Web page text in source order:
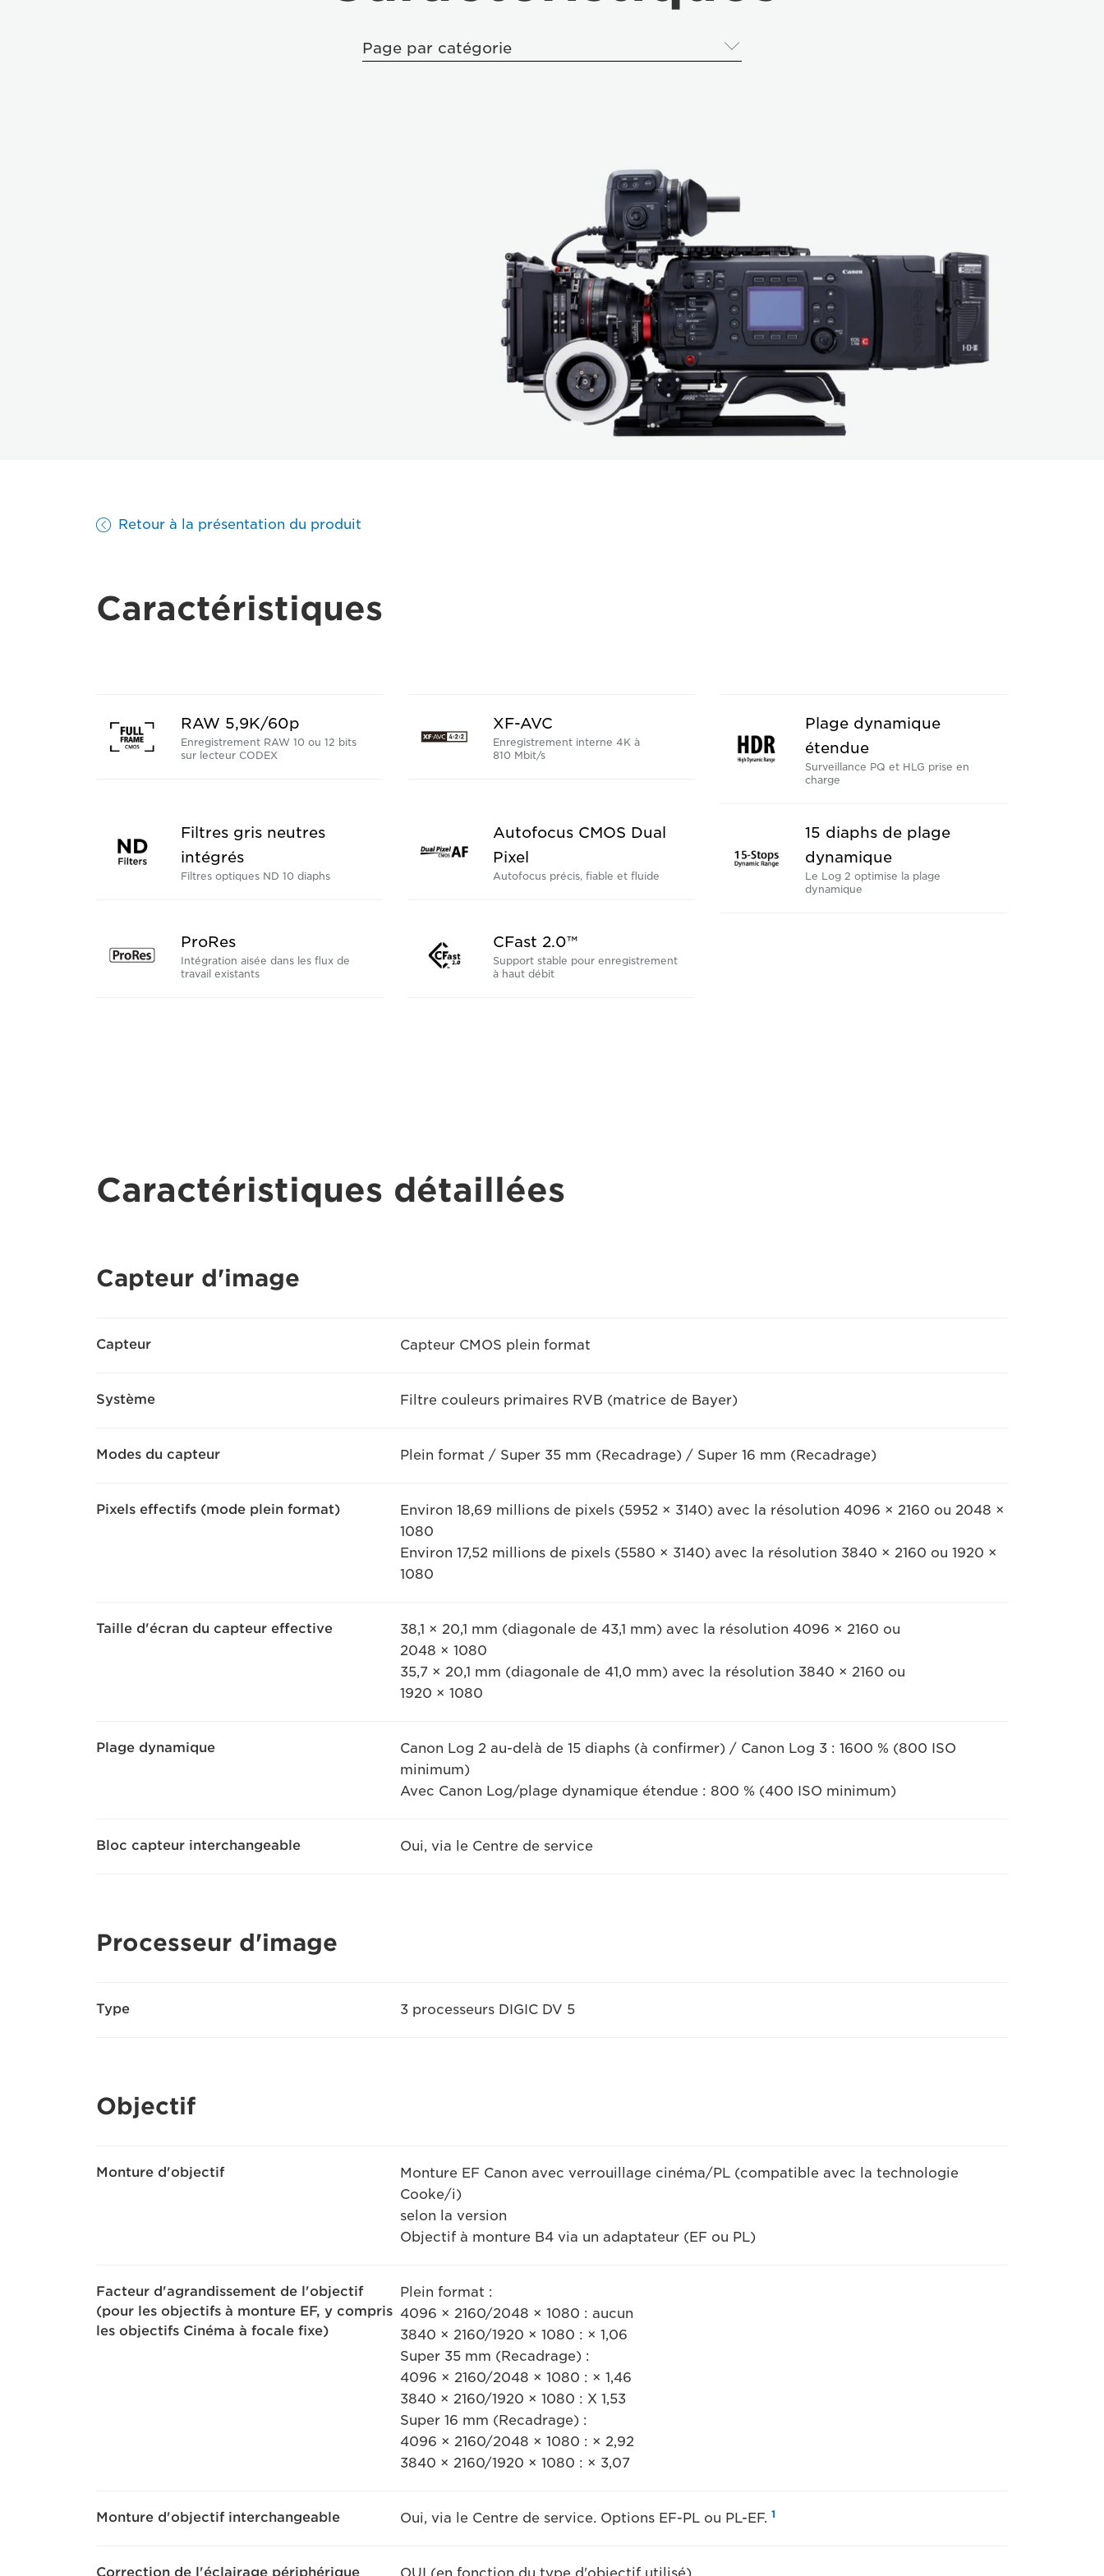
Page par catégorie
Retour à la présentation du produit
Caractéristiques
RAW 5,9K/60p
Enregistrement RAW 10 ou 12 bits
sur lecteur CODEX
XF-AVC
Enregistrement interne 4K à
810 Mbit/s
Plage dynamique
étendue
Surveillance PQ et HLG prise en
charge
Filtres gris neutres
intégrés
Filtres optiques ND 10 diaphs
Autofocus CMOS Dual
Pixel
Autofocus précis, fiable et fluide
15 diaphs de plage
dynamique
Le Log 2 optimise la plage
dynamique
ProRes
Intégration aisée dans les flux de
travail existants
CFast 2.0™
Support stable pour enregistrement
à haut débit
Caractéristiques détaillées
Capteur d'image
Capteur Capteur CMOS plein format
Système Filtre couleurs primaires RVB (matrice de Bayer)
Modes du capteur Plein format / Super 35 mm (Recadrage) / Super 16 mm (Recadrage)
Pixels effectifs (mode plein format)
Environ 18,69 millions de pixels (5952 × 3140) avec la résolution 4096 × 2160 ou 2048 ×
1080
Environ 17,52 millions de pixels (5580 × 3140) avec la résolution 3840 × 2160 ou 1920 ×
1080
Taille d'écran du capteur effective
38,1 × 20,1 mm (diagonale de 43,1 mm) avec la résolution 4096 × 2160 ou
2048 × 1080
35,7 × 20,1 mm (diagonale de 41,0 mm) avec la résolution 3840 × 2160 ou
1920 × 1080
Plage dynamique
Canon Log 2 au-delà de 15 diaphs (à confirmer) / Canon Log 3 : 1600 % (800 ISO
minimum)
Avec Canon Log/plage dynamique étendue : 800 % (400 ISO minimum)
Bloc capteur interchangeable Oui, via le Centre de service
Processeur d'image
Type 3 processeurs DIGIC DV 5
Objectif
Monture d'objectif
Monture EF Canon avec verrouillage cinéma/PL (compatible avec la technologie
Cooke/i)
selon la version
Objectif à monture B4 via un adaptateur (EF ou PL)
Facteur d'agrandissement de l'objectif
(pour les objectifs à monture EF, y compris
les objectifs Cinéma à focale fixe)
Plein format :
4096 × 2160/2048 × 1080 : aucun
3840 × 2160/1920 × 1080 : × 1,06
Super 35 mm (Recadrage) :
4096 × 2160/2048 × 1080 : × 1,46
3840 × 2160/1920 × 1080 : X 1,53
Super 16 mm (Recadrage) :
4096 × 2160/2048 × 1080 : × 2,92
3840 × 2160/1920 × 1080 : × 3,07
Monture d'objectif interchangeable Oui, via le Centre de service. Options EF-PL ou PL-EF. 1
Correction de l'éclairage périphérique